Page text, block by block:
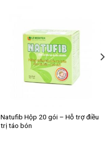
Natufib Hộp 20 gói – Hỗ trợ điều
trị táo bón